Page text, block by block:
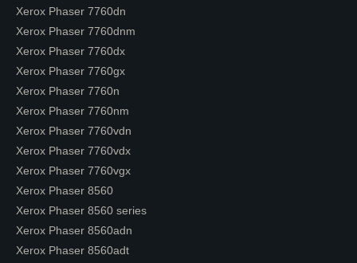
Xerox Phaser 7760dn
Xerox Phaser 7760dnm
Xerox Phaser 7760dx
Xerox Phaser 7760gx
Xerox Phaser 7760n
Xerox Phaser 7760nm
Xerox Phaser 7760vdn
Xerox Phaser 7760vdx
Xerox Phaser 7760vgx
Xerox Phaser 8560
Xerox Phaser 8560 series
Xerox Phaser 8560adn
Xerox Phaser 8560adt